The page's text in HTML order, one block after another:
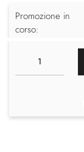
Promozione in
corso: